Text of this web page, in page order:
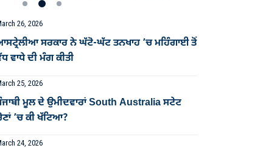
26, 2026
ਸਰਕਾਰ ਨੇ ਘੱਟੋ-ਘੱਟ ਤਨਖਾਹ ’ਚ ਮਹਿੰਗਾਈ ਤੋਂ
ਵਾਧੇ ਦੀ ਮੰਗ ਕੀਤੀ
25, 2026
ਮੂਲ ਦੇ ਉਮੀਦਵਾਰਾਂ South Australia ਸਟੇਟ
’ਚ ਕੀ ਖੱਟਿਆ?
24, 2026